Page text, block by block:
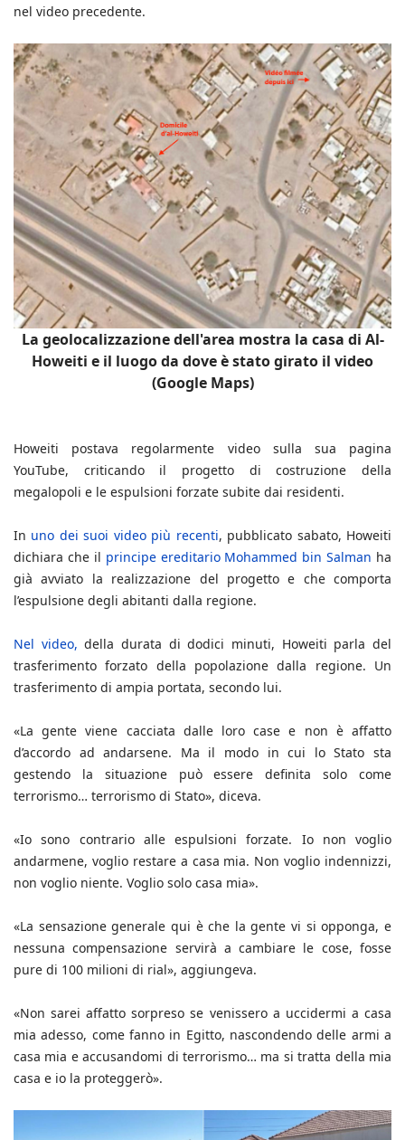
nel video precedente.
La geolocalizzazione dell'area mostra la casa di Al-
Howeiti e il luogo da dove è stato girato il video
(Google Maps)
Howeiti postava regolarmente video sulla sua pagina
YouTube, criticando il progetto di costruzione della
megalopoli e le espulsioni forzate subite dai residenti.
In uno dei suoi video più recenti, pubblicato sabato, Howeiti
dichiara che il principe ereditario Mohammed bin Salman ha
già avviato la realizzazione del progetto e che comporta
l’espulsione degli abitanti dalla regione.
Nel video, della durata di dodici minuti, Howeiti parla del
trasferimento forzato della popolazione dalla regione. Un
trasferimento di ampia portata, secondo lui.
«La gente viene cacciata dalle loro case e non è affatto
d’accordo ad andarsene. Ma il modo in cui lo Stato sta
gestendo la situazione può essere definita solo come
terrorismo… terrorismo di Stato», diceva.
«Io sono contrario alle espulsioni forzate. Io non voglio
andarmene, voglio restare a casa mia. Non voglio indennizzi,
non voglio niente. Voglio solo casa mia».
«La sensazione generale qui è che la gente vi si opponga, e
nessuna compensazione servirà a cambiare le cose, fosse
pure di 100 milioni di rial», aggiungeva.
«Non sarei affatto sorpreso se venissero a uccidermi a casa
mia adesso, come fanno in Egitto, nascondendo delle armi a
casa mia e accusandomi di terrorismo… ma si tratta della mia
casa e io la proteggerò».